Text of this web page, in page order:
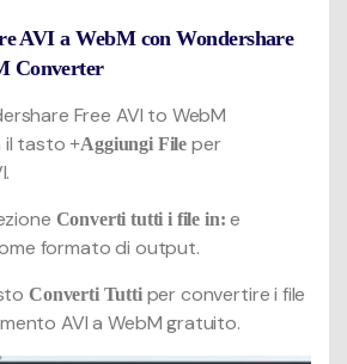
AVI a WebM con Wondershare
Converter
Free AVI to WebM
il tasto +Aggiungi File per
Converti tutti i file in: e
formato di output.
Converti Tutti per convertire i file
AVI a WebM gratuito.